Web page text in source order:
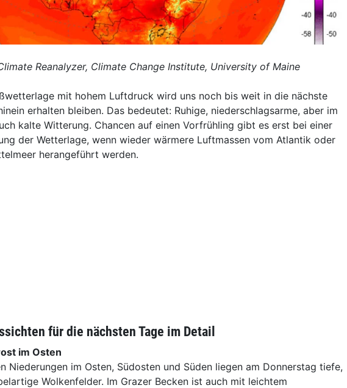
Reanalyzer, Climate Change Institute, University of Maine
mit hohem Luftdruck wird uns noch bis weit in die nächste
erhalten bleiben. Das bedeutet: Ruhige, niederschlagsarme, aber im
kalte Witterung. Chancen auf einen Vorfrühling gibt es erst bei einer
der Wetterlage, wenn wieder wärmere Luftmassen vom Atlantik oder
herangeführt werden.
für die nächsten Tage im Detail
im Osten
Niederungen im Osten, Südosten und Süden liegen am Donnerstag tiefe,
Wolkenfelder. Im Grazer Becken ist auch mit leichtem